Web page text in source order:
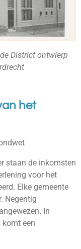
District ontwierp
het
staan de inkomsten
voor het
Elke gemeente
Negentig
In
komt een